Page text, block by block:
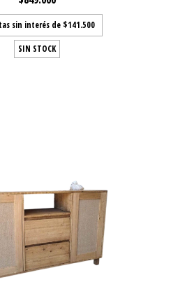
sin interés de $141.500
SIN STOCK